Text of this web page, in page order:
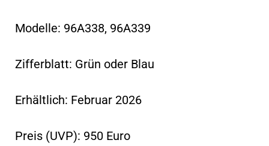
Modelle: 96A338, 96A339
Zifferblatt: Grün oder Blau
Erhältlich: Februar 2026
Preis (UVP): 950 Euro